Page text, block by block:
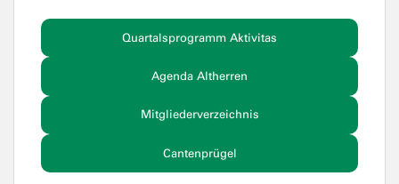
Quartalsprogramm Aktivitas
Agenda Altherren
Mitgliederverzeichnis
Cantenprügel